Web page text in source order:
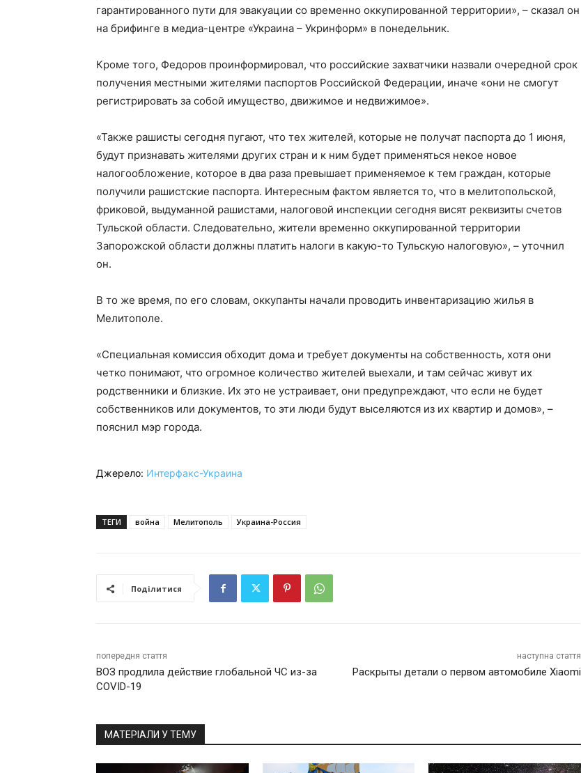
гарантированного пути для эвакуации со временно оккупированной территории», – сказал он
на брифинге в медиа-центре «Украина – Укринформ» в понедельник.
Кроме того, Федоров проинформировал, что российские захватчики назвали очередной срок
получения местными жителями паспортов Российской Федерации, иначе «они не смогут
регистрировать за собой имущество, движимое и недвижимое».
«Также рашисты сегодня пугают, что тех жителей, которые не получат паспорта до 1 июня,
будут признавать жителями других стран и к ним будет применяться некое новое
налогообложение, которое в два раза превышает применяемое к тем граждан, которые
получили рашистские паспорта. Интересным фактом является то, что в мелитопольской,
фриковой, выдуманной рашистами, налоговой инспекции сегодня висят реквизиты счетов
Тульской области. Следовательно, жители временно оккупированной территории
Запорожской области должны платить налоги в какую-то Тульскую налоговую», – уточнил
он.
В то же время, по его словам, оккупанты начали проводить инвентаризацию жилья в
Мелитополе.
«Специальная комиссия обходит дома и требует документы на собственность, хотя они
четко понимают, что огромное количество жителей выехали, и там сейчас живут их
родственники и близкие. Их это не устраивает, они предупреждают, что если не будет
собственников или документов, то эти люди будут выселяются из их квартир и домов», –
пояснил мэр города.
Джерело: Интерфакс-Украина
ТЕГИ война Мелитополь Украина-Россия
Поділитися
попередня стаття
ВОЗ продлила действие глобальной ЧС из-за
COVID-19
наступна стаття
Раскрыты детали о первом автомобиле Xiaomi
МАТЕРІАЛИ У ТЕМУ